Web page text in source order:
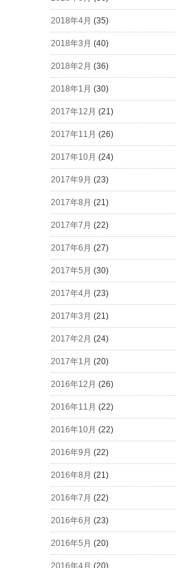
2018年4月 (35)
2018年3月 (40)
2018年2月 (36)
2018年1月 (30)
2017年12月 (21)
2017年11月 (26)
2017年10月 (24)
2017年9月 (23)
2017年8月 (21)
2017年7月 (22)
2017年6月 (27)
2017年5月 (30)
2017年4月 (23)
2017年3月 (21)
2017年2月 (24)
2017年1月 (20)
2016年12月 (26)
2016年11月 (22)
2016年10月 (22)
2016年9月 (22)
2016年8月 (21)
2016年7月 (22)
2016年6月 (23)
2016年5月 (20)
2016年4月 (20)